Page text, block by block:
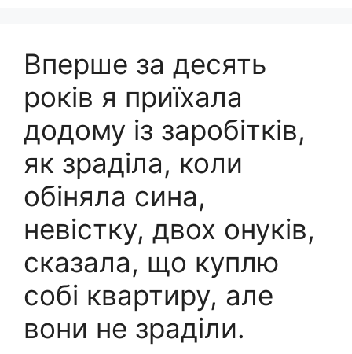
Вперше за десять
років я приїхала
додому із заробітків,
як зраділа, коли
обіняла сина,
невістку, двох онуків,
сказала, що куплю
собі квартиру, але
вони не зраділи.